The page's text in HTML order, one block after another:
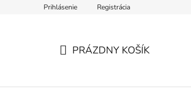
Formulár na odstúpenie od zmluvy Ochrana osobných
Prihlásenie Registrácia
KOŠÍK
PRÁZDNY KOŠÍK